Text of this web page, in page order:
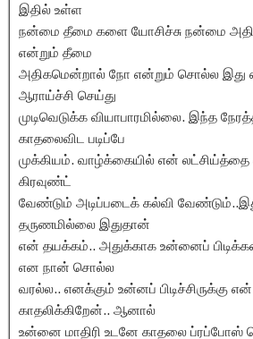
இதில் உள்ள
நன்மை தீமை களை யோசிச்சு நன்மை
என்றும் தீமை
அதிகமென்றால் நோ என்றும் சொல்ல இது
ஆராய்ச்சி செய்து
முடிவெடுக்க வியாபாரமில்லை. இந்த
காதலைவிட படிப்பே
முக்கியம். வாழ்க்கையில் என் லட்சிய்த்தை
கிரவுண்ட்
வேண்டும் அடிப்படைக் கல்வி
தருணமில்லை இதுதான்
என் தயக்கம்.. அதுக்காக உன்னைப்
என நான் சொல்ல
வரல்ல.. எனக்கும் உன்னப் பிடிச்சிருக்கு
காதலிக்கிறேன்.. ஆனால்
உன்னை மாதிரி உடனே காதலை ப்ரப்போஸ்